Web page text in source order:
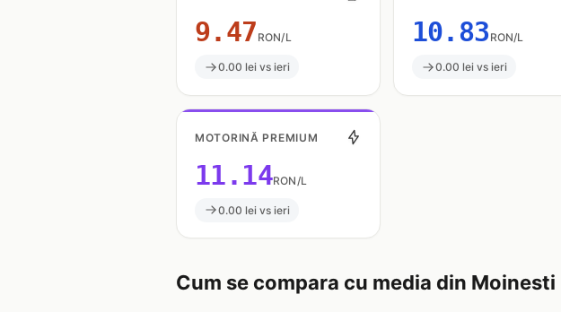
9.47 RON/L
0.00 lei vs ieri
10.83 RON/L
0.00 lei vs ieri
MOTORINĂ PREMIUM
11.14RON/L
0.00 lei vs ieri
Cum se compara cu media din Moinesti